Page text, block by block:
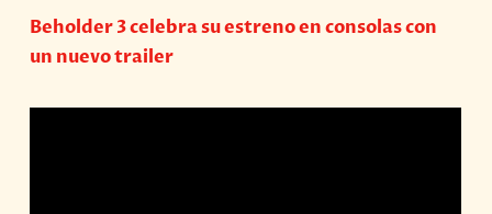
Beholder 3 celebra su estreno en consolas con
un nuevo trailer